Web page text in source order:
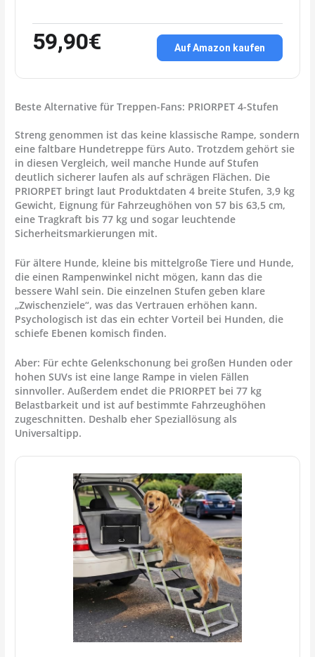
59,90€ Auf Amazon kaufen
Beste Alternative für Treppen-Fans: PRIORPET 4-Stufen
Streng genommen ist das keine klassische Rampe, sondern
eine faltbare Hundetreppe fürs Auto. Trotzdem gehört sie
in diesen Vergleich, weil manche Hunde auf Stufen
deutlich sicherer laufen als auf schrägen Flächen. Die
PRIORPET bringt laut Produktdaten 4 breite Stufen, 3,9 kg
Gewicht, Eignung für Fahrzeughöhen von 57 bis 63,5 cm,
eine Tragkraft bis 77 kg und sogar leuchtende
Sicherheitsmarkierungen mit.
Für ältere Hunde, kleine bis mittelgroße Tiere und Hunde,
die einen Rampenwinkel nicht mögen, kann das die
bessere Wahl sein. Die einzelnen Stufen geben klare
„Zwischenziele“, was das Vertrauen erhöhen kann.
Psychologisch ist das ein echter Vorteil bei Hunden, die
schiefe Ebenen komisch finden.
Aber: Für echte Gelenkschonung bei großen Hunden oder
hohen SUVs ist eine lange Rampe in vielen Fällen
sinnvoller. Außerdem endet die PRIORPET bei 77 kg
Belastbarkeit und ist auf bestimmte Fahrzeughöhen
zugeschnitten. Deshalb eher Speziallösung als
Universaltipp.